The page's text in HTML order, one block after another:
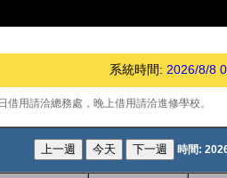
系統時間: 2026/8/8
借用請洽總務處，晚上借用請洽進修學校。
上一週 今天 下一週 時間: